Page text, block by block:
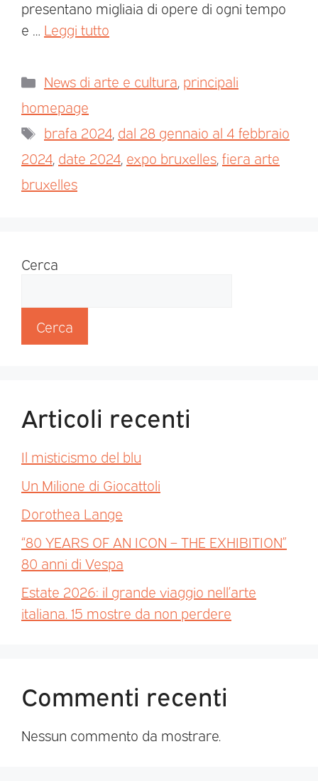
presentano migliaia di opere di ogni tempo
e … Leggi tutto
News di arte e cultura principali
homepage
brafa 2024 dal 28 gennaio al 4 febbraio
2024 date 2024 expo bruxelles fiera arte
bruxelles
Cerca
Cerca
Articoli recenti
Il misticismo del blu
Un Milione di Giocattoli
Dorothea Lange
“80 YEARS OF AN ICON – THE EXHIBITION”
80 anni di Vespa
Estate 2026: il grande viaggio nell’arte
italiana. 15 mostre da non perdere
Commenti recenti
Nessun commento da mostrare.